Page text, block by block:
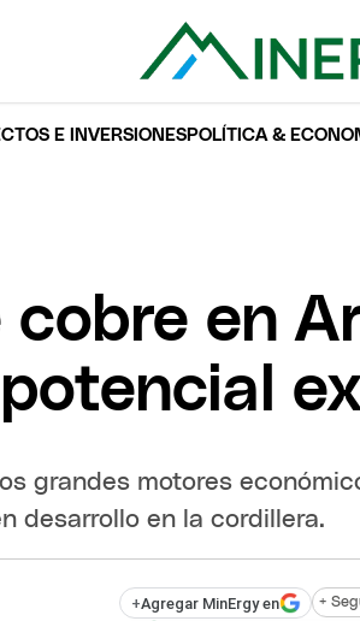
E INVERSIONESPOLÍTICA &
cobre en
grandes motores
desarrollo en la cordillera.
+Agregar MinErgy en +